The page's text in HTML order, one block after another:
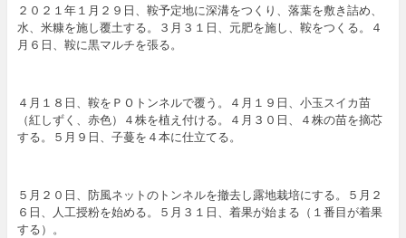
２０２１年１月２９日、鞍予定地に深溝をつくり、落葉を敷き詰め、
水、米糠を施し覆土する。３月３１日、元肥を施し、鞍をつくる。４
月６日、鞍に黒マルチを張る。
４月１８日、鞍をＰＯトンネルで覆う。４月１９日、小玉スイカ苗
（紅しずく、赤色）４株を植え付ける。４月３０日、４株の苗を摘芯
する。５月９日、子蔓を４本に仕立てる。
５月２０日、防風ネットのトンネルを撤去し露地栽培にする。５月２
６日、人工授粉を始める。５月３１日、着果が始まる（１番目が着果
する）。